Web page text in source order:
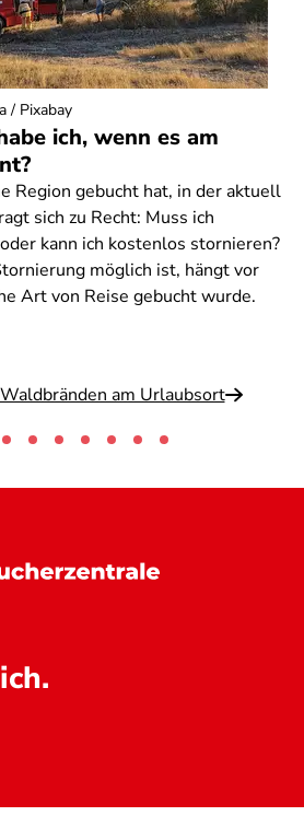
ich, wenn es am
Region gebucht hat, in der aktuell
sich zu Recht: Muss ich
kann ich kostenlos stornieren?
möglich ist, hängt vor
Art von Reise gebucht wurde.
am Urlaubsort
/ Pixabay